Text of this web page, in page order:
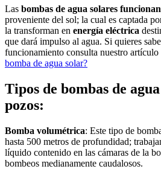
Las bombas de agua solares
proveniente del sol; la cual es captada
la transforman en energía eléctrica
que dará impulso al agua. Si quieres
funcionamiento consulta nuestro artículo
bomba de agua solar?
Tipos de bombas de
pozos:
Bomba volumétrica: Este tipo de
hasta 500 metros de profundidad;
líquido contenido en las cámaras de la
bombeos medianamente caudalosos.